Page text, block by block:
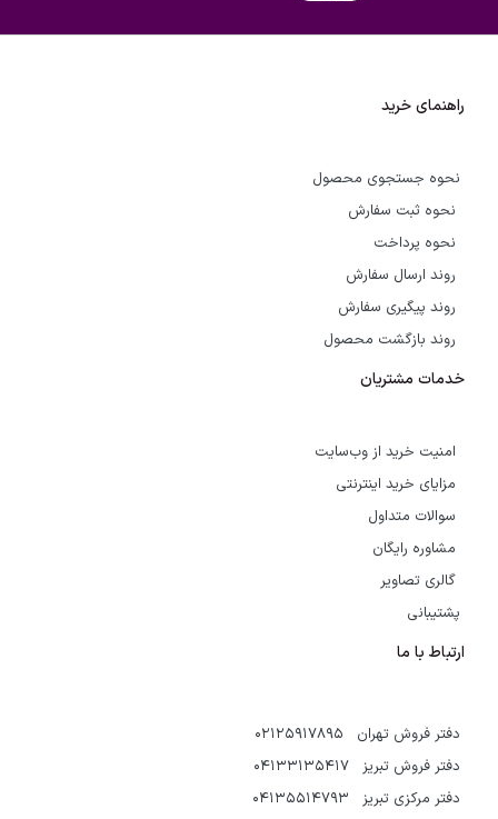
راهنمای خرید
نحوه جستجوی محصول
نحوه ثبت سفارش
نحوه پرداخت
روند ارسال سفارش
روند پیگیری سفارش
روند بازگشت محصول
خدمات مشتریان
امنیت خرید از وب‌سایت
مزایای خرید اینترنتی
سوالات متداول
مشاوره رایگان
گالری تصاویر
پشتیبانی
ارتباط با ما
دفتر فروش تهران 02125917895
دفتر فروش تبریز 04133135417
دفتر مرکزی تبریز 04135514793